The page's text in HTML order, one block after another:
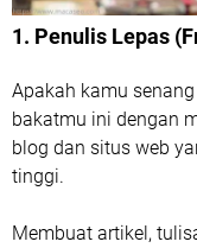
1. Penulis Lepas
Apakah kamu
bakatmu ini dengan
blog dan situs web
tinggi.
Membuat artikel,